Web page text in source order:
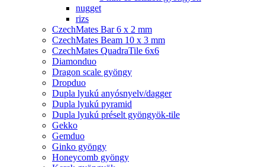
nugget
rizs
CzechMates Bar 6 x 2 mm
CzechMates Beam 10 x 3 mm
CzechMates QuadraTile 6x6
Diamonduo
Dragon scale gyöngy
Dropduo
Dupla lyukú anyósnyelv/dagger
Dupla lyukú pyramid
Dupla lyukú préselt gyöngyök-tile
Gekko
Gemduo
Ginko gyöngy
Honeycomb gyöngy